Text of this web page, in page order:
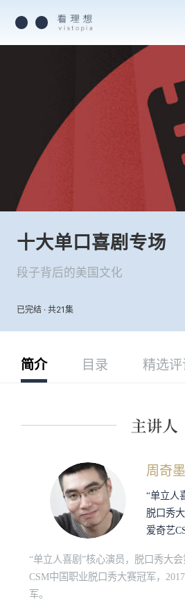
十大单口喜剧专场
段子背后的美国文化
已完结 · 共21集
简介 目录 精选
周奇墨
“单立人
脱口秀
“单立人喜剧”核心演员，脱口秀大
CSM中国职业脱口秀大赛冠军，
军。